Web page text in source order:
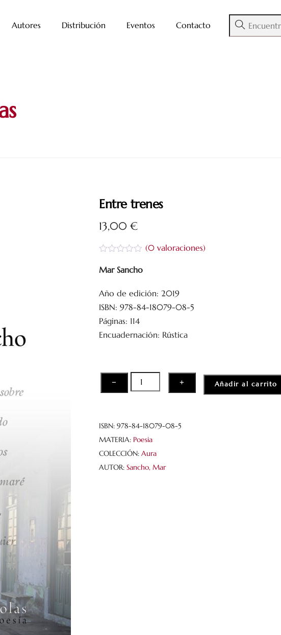
Autores Distribución Eventos Contacto
Entre trenes
13,00€
a
r
d
o
c
o
5
(0valoraciones)
Mar Sancho
Año de edición: 2019
ISBN: 978-84-18079-08-5
Páginas: 114
Encuadernación: Rústica
−
Entre
trenes
+ Añadir al carrito
ISBN:978-84-18079-08-5
MATERIA: Poesia
COLECCIÓN:Aura
AUTOR:Sancho, Mar